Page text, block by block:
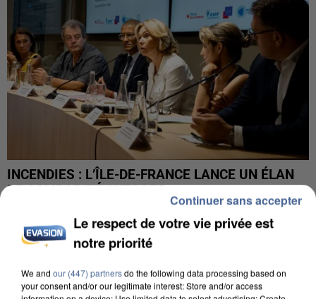
INCENDIES : L’ÎLE-DE-FRANCE LANCE UN ÉLAN
DE SOLIDARITÉ AVEC LES...
Le respect de votre vie privée est
notre priorité
We and our (447) partnersdo the following data processing based on
your consent and/or our legitimate interest: Store and/or access
Continuer sans accepter